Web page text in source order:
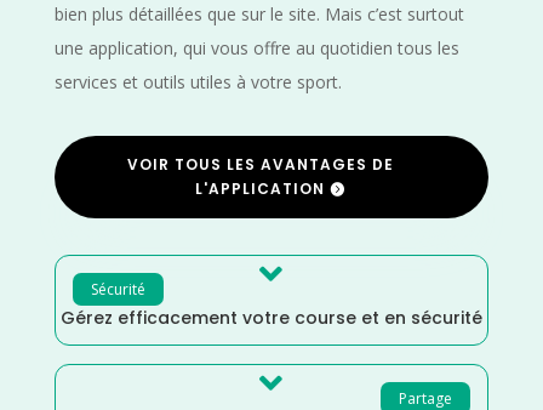
bien plus détaillées que sur le site. Mais c’est surtout
une application, qui vous offre au quotidien tous les
services et outils utiles à votre sport.
VOIR TOUS LES AVANTAGES DE
L'APPLICATION
Sécurité 
Gérez efficacement votre course et en sécurité
Partage
